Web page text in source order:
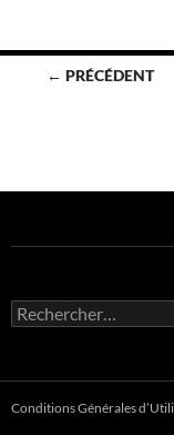
Navigation
← PRÉCÉDENT
Rechercher :
Conditions Générales